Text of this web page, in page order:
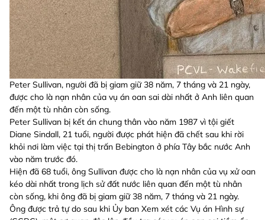
Peter Sullivan, người đã bị giam giữ 38 năm, 7 tháng và 21 ngày,
được cho là nạn nhân của vụ án oan sai dài nhất ở Anh liên quan
đến một tù nhân còn sống.
Peter Sullivan bị kết án chung thân vào năm 1987 vì tội giết
Diane Sindall, 21 tuổi, người được phát hiện đã chết sau khi rời
khỏi nơi làm việc tại thị trấn Bebington ở phía Tây bắc nước Anh
vào năm trước đó.
Hiện đã 68 tuổi, ông Sullivan được cho là nạn nhân của vụ xử oan
kéo dài nhất trong lịch sử đất nước liên quan đến một tù nhân
còn sống, khi ông đã bị giam giữ 38 năm, 7 tháng và 21 ngày.
Ông được trả tự do sau khi Ủy ban Xem xét các Vụ án Hình sự